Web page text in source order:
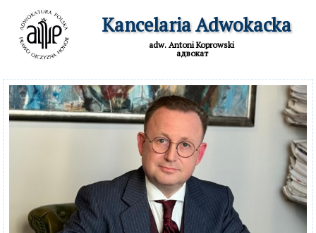
  Kancelaria Adwokacka
adw. Antoni Koprowski
адвокат